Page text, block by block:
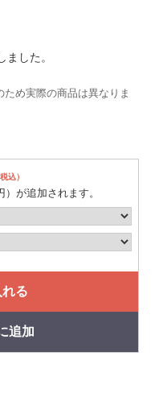
した。
ため実際の商品は異なりま
税込）
が追加されます。
る
追加